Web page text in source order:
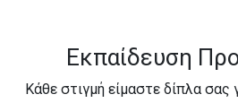
Εκπαίδευση
Κάθε στιγμή είμαστε δίπλα σας